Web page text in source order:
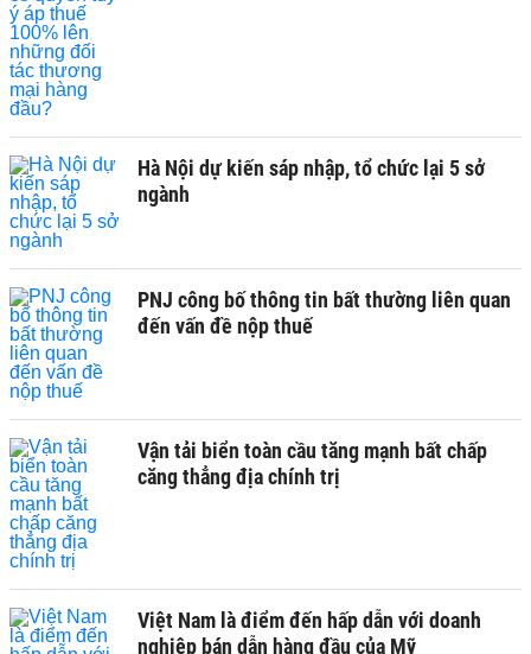
Hà Nội dự kiến sáp nhập, tổ chức lại 5 sở
ngành
PNJ công bố thông tin bất thường liên quan
đến vấn đề nộp thuế
Vận tải biển toàn cầu tăng mạnh bất chấp
căng thẳng địa chính trị
Việt Nam là điểm đến hấp dẫn với doanh
nghiệp bán dẫn hàng đầu của Mỹ